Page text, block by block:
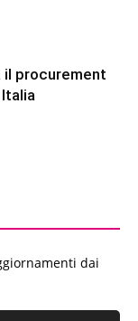
il procurement
dai